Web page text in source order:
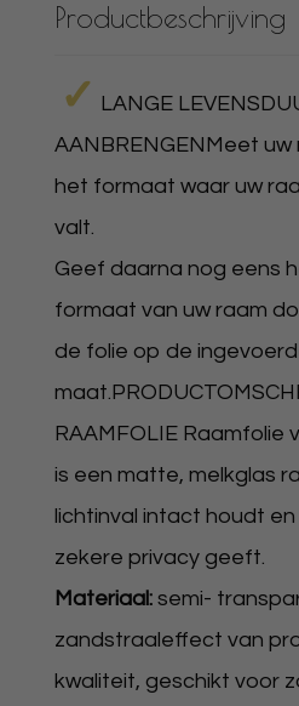
Productbeschrijving
✓ LANGE
AANBRENGENMeet
het formaat waar uw
valt.
​Geef daarna nog eens
formaat van uw raam
de folie op de
RAAMFOLIE Raamfolie
is een matte, melkglas
lichtinval intact houdt
zekere privacy geeft.
Materiaal: semi-
zandstraaleffect van
kwaliteit, geschikt voor